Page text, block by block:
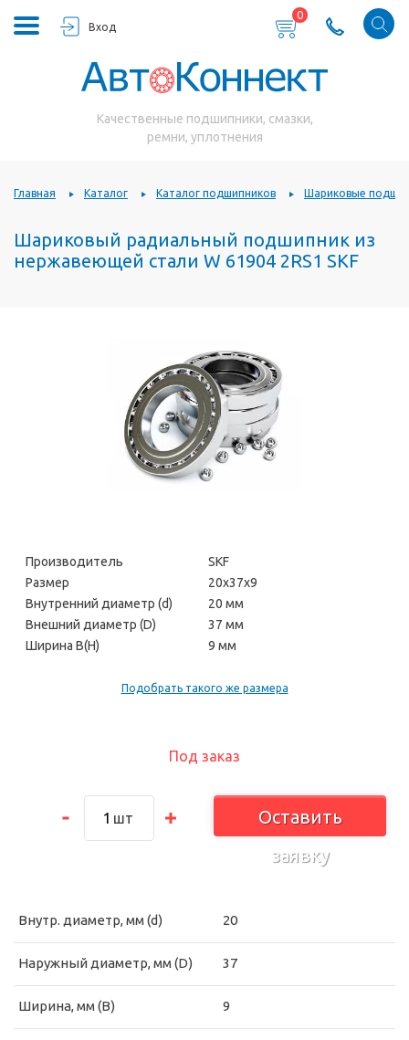
Вход
0
Качественные подшипники, смазки,
ремни, уплотнения
Главная Каталог Каталог подшипников Шариковые
Шариковый радиальный подшипник из
нержавеющей стали W 61904 2RS1 SKF
Под заказ
шт
Оставить
заявку
Производитель
SKF
Размер
20х37х9
Внутренний диаметр (d)
20 мм
Внешний диаметр (D)
37 мм
Ширина В(H)
9 мм
Подобрать такого же размера
Внутр. диаметр, мм (d) 20
Наружный диаметр, мм (D) 37
Ширина, мм (B) 9